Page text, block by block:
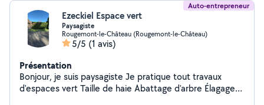
Auto-entrepreneur
Ezeckiel Espace vert
Paysagiste
Rougemont-le-Château (Rougemont-le-Château)
5/5 (1 avis)
Présentation
Bonjour, je suis paysagiste Je pratique tout travaux
d'espaces vert Taille de haie Abattage d'arbre Élagage